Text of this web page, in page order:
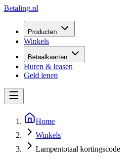
Betaling.nl
Producten
Winkels
Betaalkaarten
Huren & leasen
Geld lenen
Home
Winkels
Lampentotaal kortingscode